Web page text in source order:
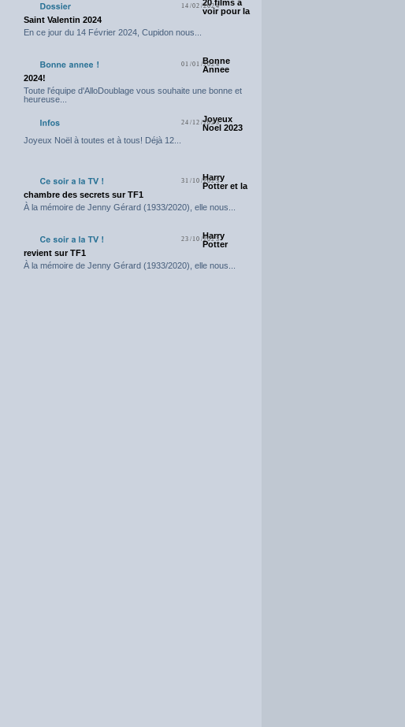
14/02/202420 films a
voir pour la
Saint Valentin 2024
En ce jour du 14 Février 2024, Cupidon nous...
01/01/2024
Bonne
Annee
2024!
Toute l'équipe d'AlloDoublage vous souhaite une bonne et
heureuse...
24/12/2023
Joyeux
Noel 2023
Joyeux Noël à toutes et à tous! Déjà 12...
31/10/2023
Harry
Potter et la
chambre des secrets sur TF1
À la mémoire de Jenny Gérard (1933/2020), elle nous...
23/10/2023
Harry
Potter
revient sur TF1
À la mémoire de Jenny Gérard (1933/2020), elle nous...